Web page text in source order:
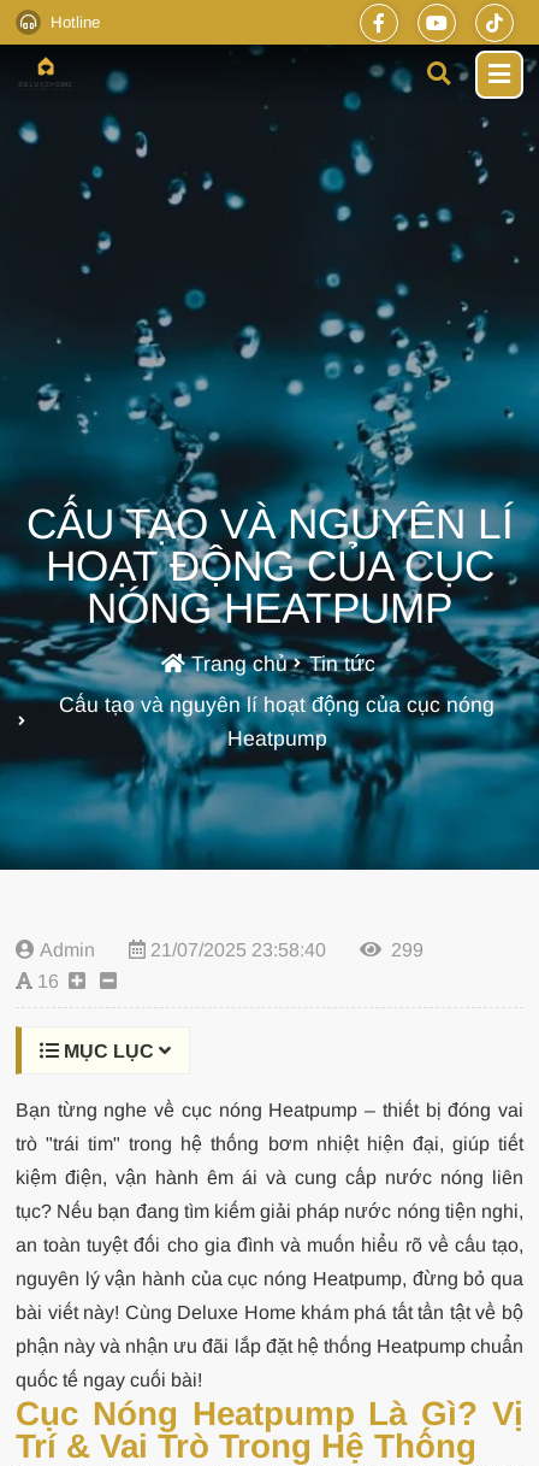
Hotline
CẤU TẠO VÀ NGUYÊN LÍ
HOẠT ĐỘNG CỦA CỤC
NÓNG HEATPUMP
Trang chủ
Tin tức
Cấu tạo và nguyên lí hoạt động của cục nóng
Heatpump
Admin 21/07/2025 23:58:40
299
16
MỤC LỤC
Bạn từng nghe về cục nóng Heatpump – thiết bị đóng vai
trò "trái tim" trong hệ thống bơm nhiệt hiện đại, giúp tiết
kiệm điện, vận hành êm ái và cung cấp nước nóng liên
tục? Nếu bạn đang tìm kiếm giải pháp nước nóng tiện nghi,
an toàn tuyệt đối cho gia đình và muốn hiểu rõ về cấu tạo,
nguyên lý vận hành của cục nóng Heatpump, đừng bỏ qua
bài viết này! Cùng Deluxe Home khám phá tất tần tật về bộ
phận này và nhận ưu đãi lắp đặt hệ thống Heatpump chuẩn
quốc tế ngay cuối bài!
Cục Nóng Heatpump Là Gì? Vị
Trí & Vai Trò Trong Hệ Thống